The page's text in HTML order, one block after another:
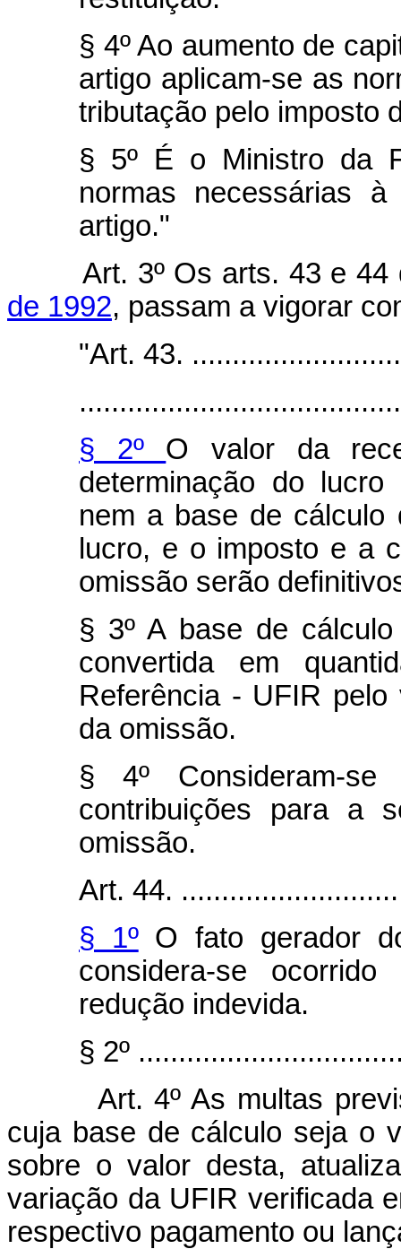
§ 4º Ao aumento de
artigo aplicam-se as
tributação pelo imposto
§ 5º É o Ministro da
normas necessárias
artigo."
Art. 3º Os arts. 43 e
de 1992, passam a vigorar
"Art. 43.
§ 2º O valor da
determinação do
nem a base de cálculo
lucro, e o imposto e a
omissão serão
§ 3º A base de
convertida em
Referência - UFIR
da omissão.
§ 4º Consideram-
contribuições para a
omissão.
Art. 44.
§ 1ºO fato gerador
considera-se
redução indevida.
§ 2º
Art. 4º As multas
cuja base de cálculo seja o
sobre o valor desta,
variação da UFIR verificada
respectivo pagamento ou